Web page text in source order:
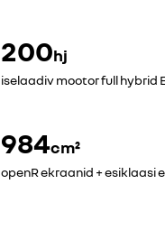
200hj
iselaadiv mootor full hybrid
984cm²
openR ekraanid + esiklaasi